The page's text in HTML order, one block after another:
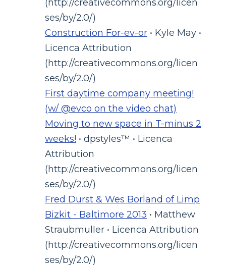
(http://creativecommons.org/licen
ses/by/2.0/)
Construction For-ev-or • Kyle May •
Licenca Attribution
(http://creativecommons.org/licen
ses/by/2.0/)
First daytime company meeting!
(w/ @evco on the video chat)
Moving to new space in T-minus 2
weeks! • dpstyles™ • Licenca
Attribution
(http://creativecommons.org/licen
ses/by/2.0/)
Fred Durst & Wes Borland of Limp
Bizkit - Baltimore 2013 • Matthew
Straubmuller • Licenca Attribution
(http://creativecommons.org/licen
ses/by/2.0/)